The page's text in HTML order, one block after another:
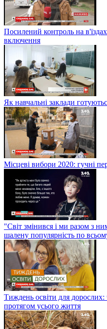
Посилений контроль на
включення
Як навчальні заклади
Місцеві вибори 2020: гучні
"Світ змінився і ми разом з
шалену популярність по
Тиждень освіти для
протягом усього життя